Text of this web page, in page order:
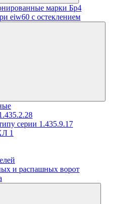
марки Бр4
eiw60 с остеклением
серии 1.435.9.17
1
и распашных ворот